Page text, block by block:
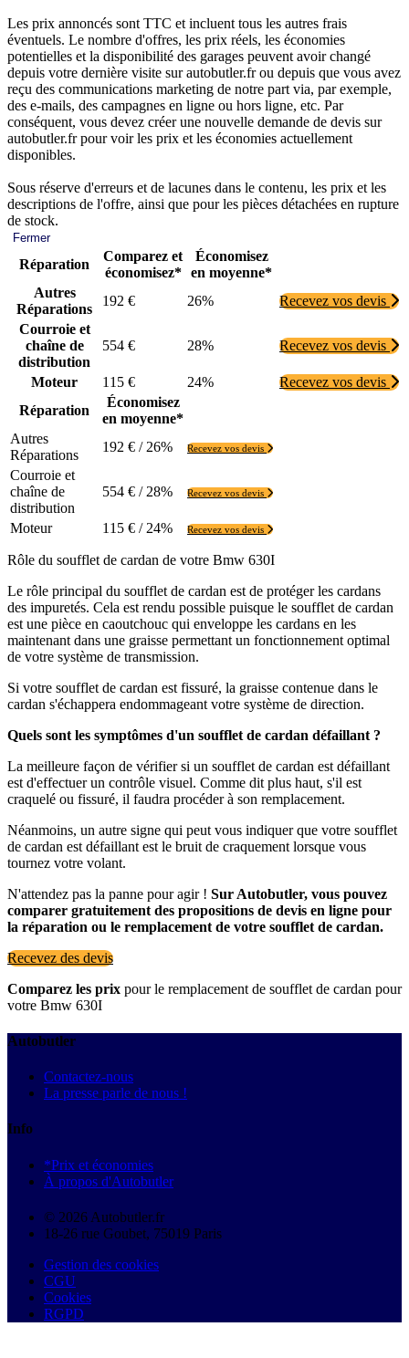
Les prix annoncés sont TTC et incluent tous les autres frais
éventuels. Le nombre d'offres, les prix réels, les économies
potentielles et la disponibilité des garages peuvent avoir changé
depuis votre dernière visite sur autobutler.fr ou depuis que vous avez
reçu des communications marketing de notre part via, par exemple,
des e-mails, des campagnes en ligne ou hors ligne, etc. Par
conséquent, vous devez créer une nouvelle demande de devis sur
autobutler.fr pour voir les prix et les économies actuellement
disponibles.
Sous réserve d'erreurs et de lacunes dans le contenu, les prix et les
descriptions de l'offre, ainsi que pour les pièces détachées en rupture
de stock.
Fermer
Réparation
Comparez et
économisez*
Économisez
en moyenne*
Autres
Réparations
192 € 26%
Recevez vos devis
Courroie et
chaîne de
distribution
554 € 28% Recevez vos devis
Moteur 115 € 24%
Recevez vos devis
Réparation
Économisez
en moyenne*
Autres
Réparations
192 € / 26% Recevez vos devis
Courroie et
chaîne de
distribution
554 € / 28% Recevez vos devis
Moteur 115 € / 24% Recevez vos devis
Rôle du soufflet de cardan de votre Bmw 630I
Le rôle principal du soufflet de cardan est de protéger les cardans
des impuretés. Cela est rendu possible puisque le soufflet de cardan
est une pièce en caoutchouc qui enveloppe les cardans en les
maintenant dans une graisse permettant un fonctionnement optimal
de votre système de transmission.
Si votre soufflet de cardan est fissuré, la graisse contenue dans le
cardan s'échappera endommageant votre système de direction.
Quels sont les symptômes d'un soufflet de cardan défaillant ?
La meilleure façon de vérifier si un soufflet de cardan est défaillant
est d'effectuer un contrôle visuel. Comme dit plus haut, s'il est
craquelé ou fissuré, il faudra procéder à son remplacement.
Néanmoins, un autre signe qui peut vous indiquer que votre soufflet
de cardan est défaillant est le bruit de craquement lorsque vous
tournez votre volant.
N'attendez pas la panne pour agir ! Sur Autobutler, vous pouvez
comparer gratuitement des propositions de devis en ligne pour
la réparation ou le remplacement de votre soufflet de cardan.
Recevez des devis
Comparez les prix pour le remplacement de soufflet de cardan pour
votre Bmw 630I
Autobutler
Contactez-nous
La presse parle de nous !
Info
*Prix et économies
À propos d'Autobutler
© 2026 Autobutler.fr
18-26 rue Goubet, 75019 Paris
Gestion des cookies
CGU
Cookies
RGPD